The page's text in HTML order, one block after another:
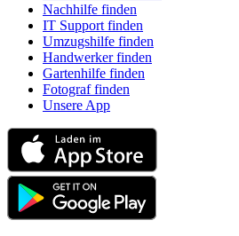
Nachhilfe finden
IT Support finden
Umzugshilfe finden
Handwerker finden
Gartenhilfe finden
Fotograf finden
Unsere App